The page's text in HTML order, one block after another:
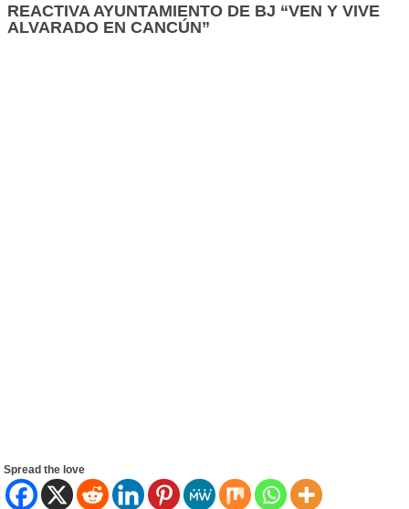
REACTIVA AYUNTAMIENTO DE BJ “VEN Y VIVE
ALVARADO EN CANCÚN”
Spread the love